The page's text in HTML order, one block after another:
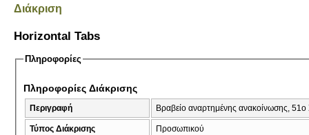
Διάκριση
Horizontal Tabs
Πληροφορίες
Πληροφορίες Διάκρισης
Περιγραφή Βραβείο αναρτημένης ανακοίνωσης,
Τύπος Διάκρισης Προσωπικού